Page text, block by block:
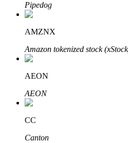
Bitrue-partners
Pipedog
AMZNX
Amazon tokenized stock
AEON
AEON
CC
Canton